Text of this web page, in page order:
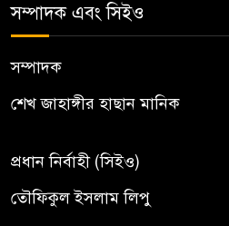
সম্পাদক এবং সিইও
সম্পাদক
শেখ জাহাঙ্গীর হাছান মানিক
প্রধান নির্বাহী (সিইও)
তৌফিকুল ইসলাম লিপু